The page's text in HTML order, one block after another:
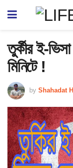
তুর্কীর ই-
মিনিটে !
by Shahadat